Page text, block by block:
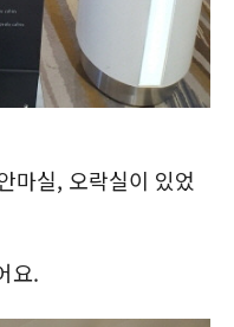
마실, 오락실이 있었
요.